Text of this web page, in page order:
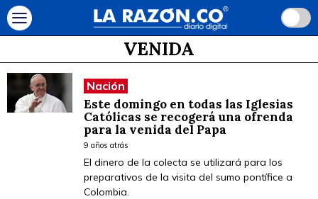
VENIDA
Nación
Este domingo en todas las Iglesias
Católicas se recogerá una ofrenda
para la venida del Papa
9 años atrás
El dinero de la colecta se utilizará para los
preparativos de la visita del sumo pontífice a
Colombia.